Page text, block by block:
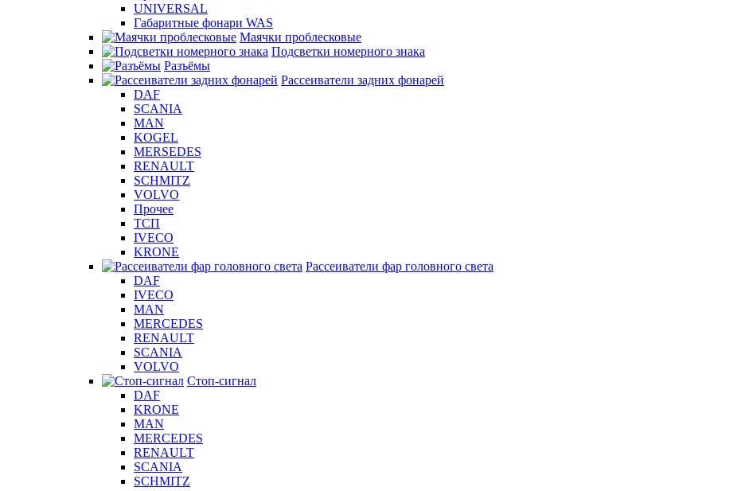
UNIVERSAL
Габаритные фонари WAS
Маячки проблесковые
Подсветки номерного знака
Разъёмы
Рассеиватели задних фонарей
DAF
SCANIA
MAN
KOGEL
MERSEDES
RENAULT
SCHMITZ
VOLVO
Прочее
ТСП
IVECO
KRONE
Рассеиватели фар головного света
DAF
IVECO
MAN
MERCEDES
RENAULT
SCANIA
VOLVO
Стоп-сигнал
DAF
KRONE
MAN
MERCEDES
RENAULT
SCANIA
SCHMITZ